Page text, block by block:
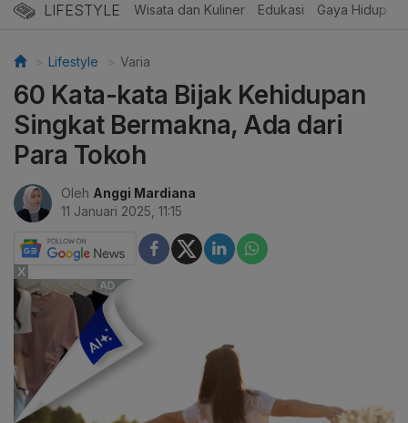
LIFESTYLE Wisata dan Kuliner Edukasi Gaya Hidup
Lifestyle Varia
60 Kata-kata Bijak Kehidupan
Singkat Bermakna, Ada dari
Para Tokoh
Oleh Anggi Mardiana
11 Januari 2025, 11:15
X